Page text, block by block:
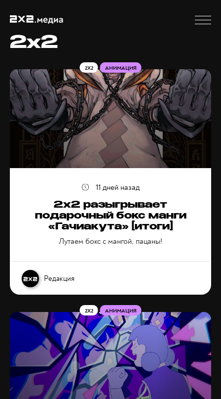
2x2
2х2 разыгрывает
подарочный бокс манги
«Гачиакута» [итоги]
Лутаем бокс с мангой, пацаны!
2X2 АНИМАЦИЯ
Редакция
11 дней назад
2X2 АНИМАЦИЯ